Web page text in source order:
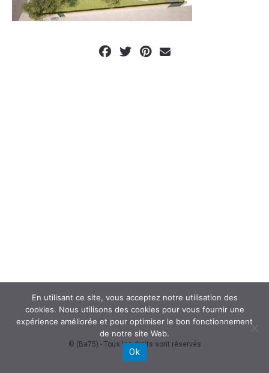
© (Ba75) - Tous les droits sont réservés
En utilisant ce site, vous acceptez notre utilisation des
cookies. Nous utilisons des cookies pour vous fournir une
expérience améliorée et pour optimiser le bon fonctionnement
de notre site Web.
Ok